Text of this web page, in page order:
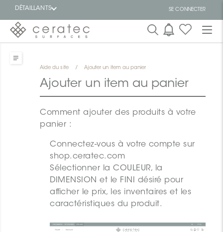
DÉTAILLANTS SE CONNECTER
vedette
Aide du site / Ajouter un item au panier
Ajouter un item au panier
Comment ajouter des produits à votre
panier :
Connectez-vous à votre compte sur
shop.ceratec.com
Sélectionner la COULEUR, la
DIMENSION et le FINI désiré pour
afficher le prix, les inventaires et les
caractéristiques du produit.